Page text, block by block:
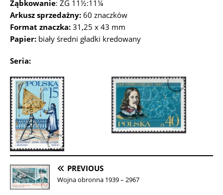
Ząbkowanie: ZG 11½:11¼
Arkusz sprzedażny: 60 znaczków
Format znaczka: 31,25 x 43 mm
Papier: biały średni gładki kredowany
Seria:
PREVIOUS
Wojna obronna 1939 – 2967